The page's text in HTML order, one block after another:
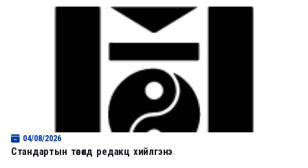
04/08/2026
Стандартын төсөлд редакц хийлгэнэ